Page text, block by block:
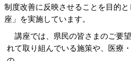
制度改善に反映させることを目的
座」を実施しています。
講座では、県民の皆さまのご要
れて取り組んでいる施策や、医療